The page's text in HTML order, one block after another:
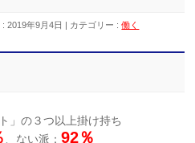
2019年9月4日 カテゴリー :働く
」の３つ以上掛け持ち
、ない派：92％